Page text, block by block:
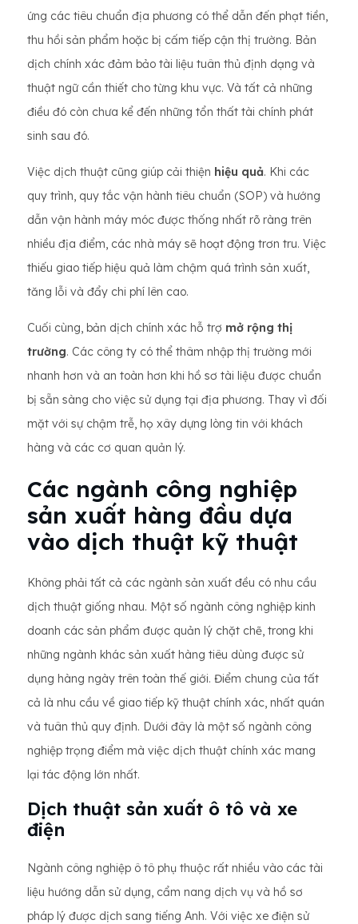
ứng các tiêu chuẩn địa phương có thể dẫn đến phạt tiền,
thu hồi sản phẩm hoặc bị cấm tiếp cận thị trường. Bản
dịch chính xác đảm bảo tài liệu tuân thủ định dạng và
thuật ngữ cần thiết cho từng khu vực. Và tất cả những
điều đó còn chưa kể đến những tổn thất tài chính phát
sinh sau đó.
Việc dịch thuật cũng giúp cải thiện hiệu quả. Khi các
quy trình, quy tắc vận hành tiêu chuẩn (SOP) và hướng
dẫn vận hành máy móc được thống nhất rõ ràng trên
nhiều địa điểm, các nhà máy sẽ hoạt động trơn tru. Việc
thiếu giao tiếp hiệu quả làm chậm quá trình sản xuất,
tăng lỗi và đẩy chi phí lên cao.
Cuối cùng, bản dịch chính xác hỗ trợ mở rộng thị
trường. Các công ty có thể thâm nhập thị trường mới
nhanh hơn và an toàn hơn khi hồ sơ tài liệu được chuẩn
bị sẵn sàng cho việc sử dụng tại địa phương. Thay vì đối
mặt với sự chậm trễ, họ xây dựng lòng tin với khách
hàng và các cơ quan quản lý.
Các ngành công nghiệp
sản xuất hàng đầu dựa
vào dịch thuật kỹ thuật
Không phải tất cả các ngành sản xuất đều có nhu cầu
dịch thuật giống nhau. Một số ngành công nghiệp kinh
doanh các sản phẩm được quản lý chặt chẽ, trong khi
những ngành khác sản xuất hàng tiêu dùng được sử
dụng hàng ngày trên toàn thế giới. Điểm chung của tất
cả là nhu cầu về giao tiếp kỹ thuật chính xác, nhất quán
và tuân thủ quy định. Dưới đây là một số ngành công
nghiệp trọng điểm mà việc dịch thuật chính xác mang
lại tác động lớn nhất.
Dịch thuật sản xuất ô tô và xe
điện
Ngành công nghiệp ô tô phụ thuộc rất nhiều vào các tài
liệu hướng dẫn sử dụng, cẩm nang dịch vụ và hồ sơ
pháp lý được dịch sang tiếng Anh. Với việc xe điện sử